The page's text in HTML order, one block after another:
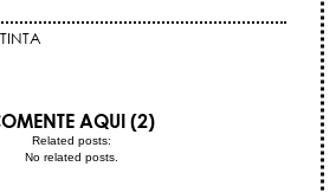
TINTA
AQUI (2)
Related posts:
No related posts.